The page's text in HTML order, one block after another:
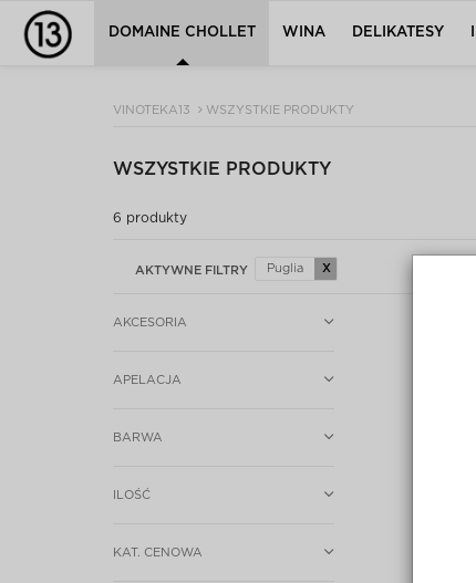
DOMAINE CHOLLET WINA DELIKATESY
VINOTEKA13 WSZYSTKIE PRODUKTY
WSZYSTKIE PRODUKTY
6 produkty
AKTYWNE FILTRY Puglia X
AKCESORIA
APELACJA
BARWA
ILOŚĆ
KAT. CENOWA